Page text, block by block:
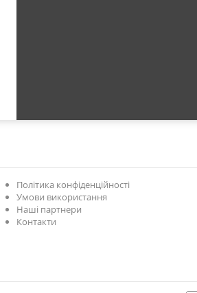
Політика конфіденційності
Умови використання
Наші партнери
Контакти